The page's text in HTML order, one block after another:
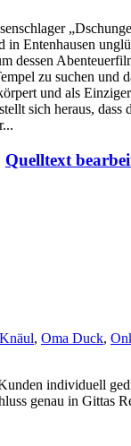
Entenhausen
dessen
zu suchen und
und als
sich heraus,
Quelltext
, Oma Duck,
individuell
genau in Gittas